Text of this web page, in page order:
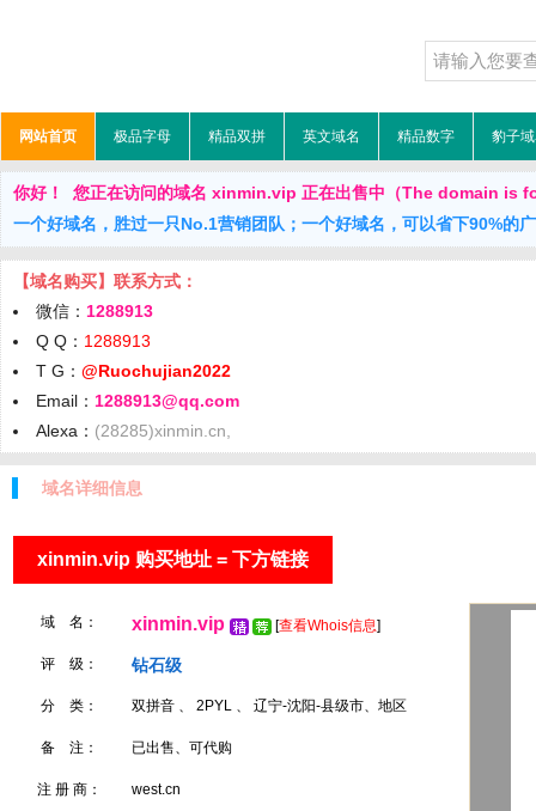
网站首页 极品字母 精品双拼 英文域名 精品数字 豹子
你好！ 您正在访问的域名 xinmin.vip 正在出售中（The domain is
一个好域名，胜过一只No.1营销团队；一个好域名，可以省下90%的
【域名购买】联系方式：
微信： 1288913
Q Q： 1288913
T G： @Ruochujian2022
Email： 1288913@qq.com
Alexa： (28285)xinmin.cn,
域名详细信息
xinmin.vip 购买地址 = 下方链接
域 名： xinmin.vip [查看Whois信息]
评 级： 钻石级
分 类： 双拼音 、 2PYL 、 辽宁-沈阳-县级市、地区
备 注： 已出售、可代购
注 册 商： west.cn